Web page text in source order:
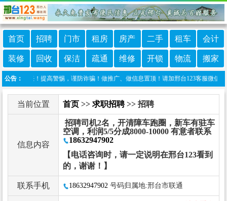
首页 招聘 门市 租房 房产 二手 租车 会计
装修 回收 保洁 疏通 维修 开锁 物流 搬家
公告：
何责任！提高警惕，谨防诈骗！做推广、做信息置顶！请加邢台123客服微信：
当前位置 首页 >> 求职招聘>> 招聘
信息内容
招聘司机2名，开清障车跑圈，新车有驻车
空调，利润5/5分成8000-10000 有意者联系
18632947902
【电话咨询时，请一定说明在邢台123看到
的，谢谢！】
联系手机 18632947902 号码归属地:邢台市联通